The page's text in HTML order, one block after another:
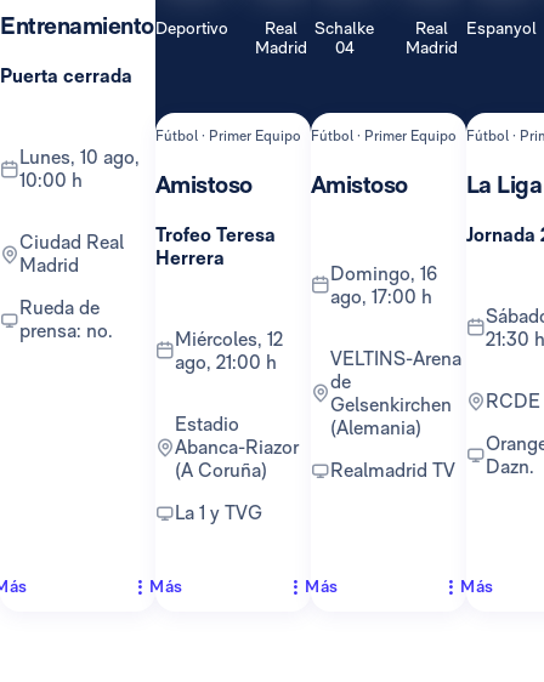
Entrenamiento
Puerta cerrada
lunes, 10 ago,
10:00 h
Ciudad Real
Madrid
Rueda de
prensa: no.
Deportivo
Real
Madrid
Fútbol · Primer Equipo
Amistoso
Trofeo Teresa
Herrera
miércoles, 12
ago, 21:00 h
Estadio
Abanca-Riazor
(A Coruña)
La 1 y TVG
Más
Schalke
04
Real
Madrid
Fútbol · Primer Equipo
Amistoso
domingo, 16
ago, 17:00 h
VELTINS-Arena
de
Gelsenkirchen
(Alemania)
Realmadrid TV
Más
Espanyol
Fútbol ·
La Liga
Jornada
sábado, 22 ago,
21:30 h
Orange TV y
Dazn.
Más